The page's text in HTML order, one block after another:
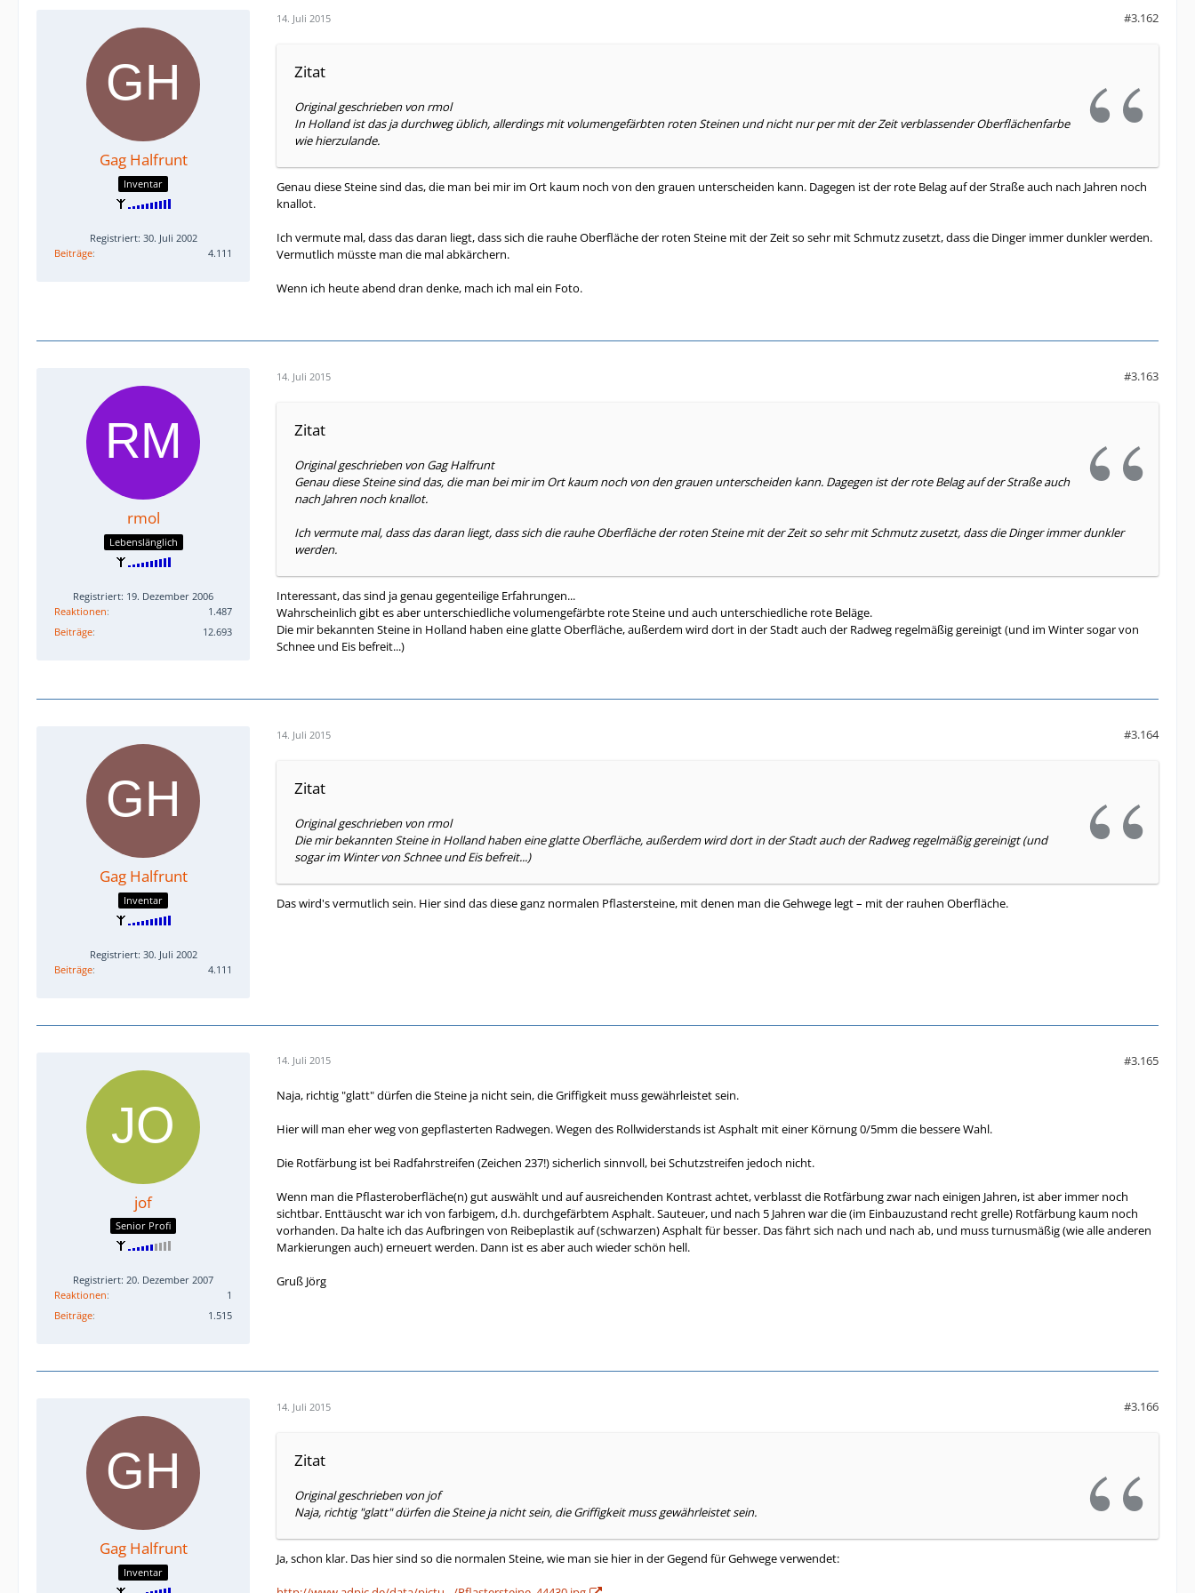
Gag Halfrunt
Inventar
Registriert: 30. Juli 2002
Beiträge
4.111
14. Juli 2015 #3.162
Zitat
Original geschrieben von rmol
In Holland ist das ja durchweg üblich, allerdings mit volumengefärbten roten Steinen und nicht nur per mit der Zeit verblassender Oberflächenfarbe
wie hierzulande.
Genau diese Steine sind das, die man bei mir im Ort kaum noch von den grauen unterscheiden kann. Dagegen ist der rote Belag auf der Straße auch nach Jahren noch
knallot.
Ich vermute mal, dass das daran liegt, dass sich die rauhe Oberfläche der roten Steine mit der Zeit so sehr mit Schmutz zusetzt, dass die Dinger immer dunkler werden.
Vermutlich müsste man die mal abkärchern.
Wenn ich heute abend dran denke, mach ich mal ein Foto.
rmol
Lebenslänglich
Registriert: 19. Dezember 2006
Reaktionen
1.487
Beiträge
12.693
14. Juli 2015 #3.163
Zitat
Original geschrieben von Gag Halfrunt
Genau diese Steine sind das, die man bei mir im Ort kaum noch von den grauen unterscheiden kann. Dagegen ist der rote Belag auf der Straße auch
nach Jahren noch knallot.
Ich vermute mal, dass das daran liegt, dass sich die rauhe Oberfläche der roten Steine mit der Zeit so sehr mit Schmutz zusetzt, dass die Dinger immer dunkler
werden.
Interessant, das sind ja genau gegenteilige Erfahrungen...
Wahrscheinlich gibt es aber unterschiedliche volumengefärbte rote Steine und auch unterschiedliche rote Beläge.
Die mir bekannten Steine in Holland haben eine glatte Oberfläche, außerdem wird dort in der Stadt auch der Radweg regelmäßig gereinigt (und im Winter sogar von
Schnee und Eis befreit...)
Gag Halfrunt
Inventar
Registriert: 30. Juli 2002
Beiträge
4.111
14. Juli 2015 #3.164
Zitat
Original geschrieben von rmol
Die mir bekannten Steine in Holland haben eine glatte Oberfläche, außerdem wird dort in der Stadt auch der Radweg regelmäßig gereinigt (und
sogar im Winter von Schnee und Eis befreit...)
Das wird's vermutlich sein. Hier sind das diese ganz normalen Pflastersteine, mit denen man die Gehwege legt – mit der rauhen Oberfläche.
jof
Senior Profi
Registriert: 20. Dezember 2007
Reaktionen
1
Beiträge
1.515
14. Juli 2015 #3.165
Naja, richtig "glatt" dürfen die Steine ja nicht sein, die Griffigkeit muss gewährleistet sein.
Hier will man eher weg von gepflasterten Radwegen. Wegen des Rollwiderstands ist Asphalt mit einer Körnung 0/5mm die bessere Wahl.
Die Rotfärbung ist bei Radfahrstreifen (Zeichen 237!) sicherlich sinnvoll, bei Schutzstreifen jedoch nicht.
Wenn man die Pflasteroberfläche(n) gut auswählt und auf ausreichenden Kontrast achtet, verblasst die Rotfärbung zwar nach einigen Jahren, ist aber immer noch
sichtbar. Enttäuscht war ich von farbigem, d.h. durchgefärbtem Asphalt. Sauteuer, und nach 5 Jahren war die (im Einbauzustand recht grelle) Rotfärbung kaum noch
vorhanden. Da halte ich das Aufbringen von Reibeplastik auf (schwarzen) Asphalt für besser. Das fährt sich nach und nach ab, und muss turnusmäßig (wie alle anderen
Markierungen auch) erneuert werden. Dann ist es aber auch wieder schön hell.
Gruß Jörg
Gag Halfrunt
Inventar
14. Juli 2015 #3.166
Zitat
Original geschrieben von jof
Naja, richtig "glatt" dürfen die Steine ja nicht sein, die Griffigkeit muss gewährleistet sein.
Ja, schon klar. Das hier sind so die normalen Steine, wie man sie hier in der Gegend für Gehwege verwendet: